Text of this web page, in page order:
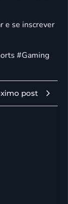
e se inscrever
#Gaming
post